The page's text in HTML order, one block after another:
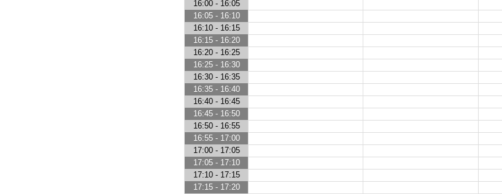
16:00 - 16:05
16:05 - 16:10
16:10 - 16:15
16:15 - 16:20
16:20 - 16:25
16:25 - 16:30
16:30 - 16:35
16:35 - 16:40
16:40 - 16:45
16:45 - 16:50
16:50 - 16:55
16:55 - 17:00
17:00 - 17:05
17:05 - 17:10
17:10 - 17:15
17:15 - 17:20